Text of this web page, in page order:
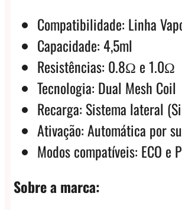
Compatibilidade: Linha
Capacidade: 4,5ml
Resistências: 0.8Ω e 1.0Ω
Tecnologia: Dual Mesh Coil
Recarga: Sistema lateral
Ativação: Automática por
Modos compatíveis: ECO e
Sobre a marca: